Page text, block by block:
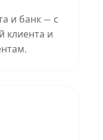
и банк — с
клиента и